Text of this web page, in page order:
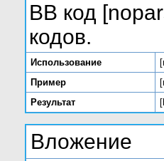
BB код
кодов.
Использование
Пример
Результат
Вложение